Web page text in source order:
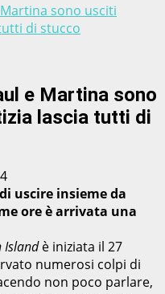
sono usciti
di stucco
e Martina sono
lascia tutti di
uscire insieme da
ore è arrivata una
Islandè iniziata il 27
numerosi colpi di
non poco parlare,